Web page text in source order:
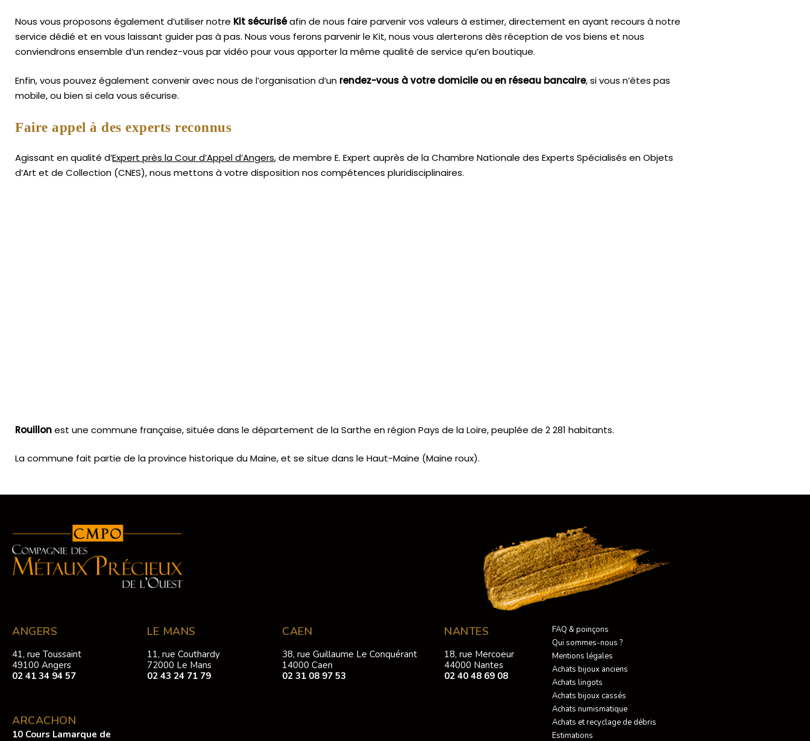
Nous vous proposons également d’utiliser notre Kit sécuriséafin de nous faire parvenir vos valeurs à estimer, directement en ayant recours à notre
service dédié et en vous laissant guider pas à pas. Nous vous ferons parvenir le Kit, nous vous alerterons dès réception de vos biens et nous
conviendrons ensemble d’un rendez-vous par vidéo pour vous apporter la même qualité de service qu’en boutique.
Enfin, vous pouvez également convenir avec nous de l’organisation d’un rendez-vous à votre domicile ou en réseau bancaire, si vous n’êtes pas
mobile, ou bien si cela vous sécurise.
Faire appel à des experts reconnus
Agissant en qualité d’Expert près la Cour d’Appel d’Angers, de membre E. Expert auprès de laChambre Nationale des Experts Spécialisés en Objets
d’Art et de Collection (CNES),nous mettons à votre disposition nos compétences pluridisciplinaires.
Rouillonest une commune française, située dans le département de la Sarthe en région Pays de la Loire, peuplée de 2 281 habitants.
La commune fait partie de la province historique du Maine, et se situe dans le Haut-Maine (Maine roux).
ANGERS
41, rue Toussaint
49100 Angers
02 41 34 94 57
ARCACHON
10 Cours Lamarque de
LE MANS
11, rue Couthardy
72000 Le Mans
02 43 24 71 79
CAEN
38, rue Guillaume Le Conquérant
14000 Caen
02 31 08 97 53
NANTES
18, rue Mercoeur
44000 Nantes
02 40 48 69 08
FAQ & poinçons
Qui sommes-nous ?
Mentions légales
Achats bijoux anciens
Achats lingots
Achats bijoux cassés
Achats numismatique
Achats et recyclage de débris
Estimations